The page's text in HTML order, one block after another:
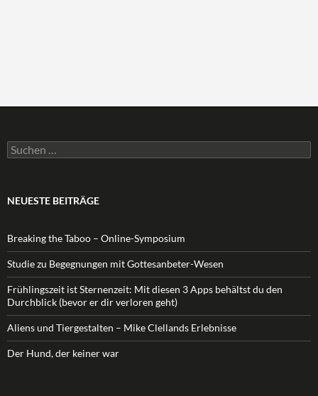
Suchen
nach:
NEUESTE BEITRÄGE
Breaking the Taboo – Online-Symposium
Studie zu Begegnungen mit Gottesanbeter-Wesen
Frühlingszeit ist Sternenzeit: Mit diesen 3 Apps behältst du den
Durchblick (bevor er dir verloren geht)
Aliens und Tiergestalten – Mike Clellands Erlebnisse
Der Hund, der keiner war